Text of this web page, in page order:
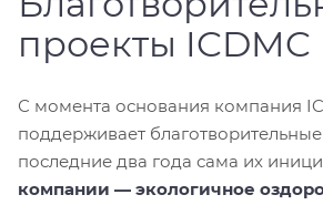
проекты ICDMC
С момента основания компания
поддерживает
последние два года сама их
компании — экологичное